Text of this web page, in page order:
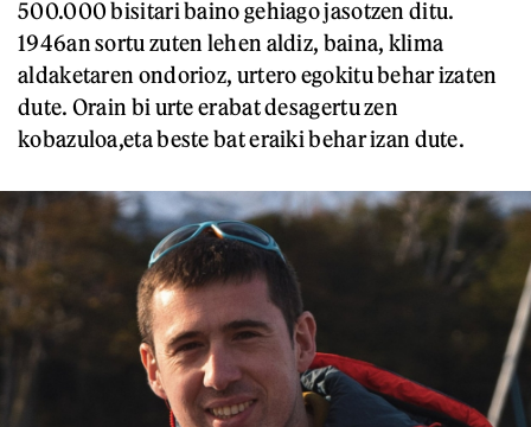
500.000 bisitari baino gehiago jasotzen ditu.
1946an sortu zuten lehen aldiz, baina, klima
aldaketaren ondorioz, urtero egokitu behar izaten
dute. Orain bi urte erabat desagertu zen
kobazuloa,eta beste bat eraiki behar izan dute.